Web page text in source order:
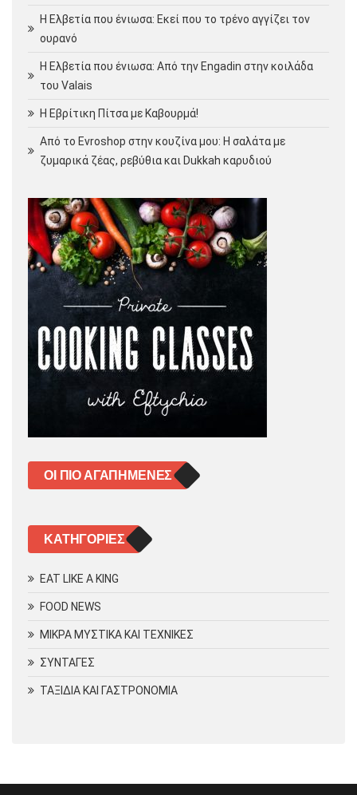
Η Ελβετία που ένιωσα: Εκεί που το τρένο αγγίζει τον
ουρανό
Η Ελβετία που ένιωσα: Από την Engadin στην κοιλάδα
του Valais
Η Εβρίτικη Πίτσα με Καβουρμά!
Από το Evroshop στην κουζίνα μου: Η σαλάτα με
ζυμαρικά ζέας, ρεβύθια και Dukkah καρυδιού
ΟΙ ΠΙΟ ΑΓΑΠΗΜΈΝΕΣ
KΑΤΗΓΟΡΊΕΣ
EAT LIKE A KING
FOOD NEWS
ΜΙΚΡΑ ΜΥΣΤΙΚΑ ΚΑΙ ΤΕΧΝΙΚΕΣ
ΣΥΝΤΑΓΕΣ
ΤΑΞΙΔΙΑ ΚΑΙ ΓΑΣΤΡΟΝΟΜΙΑ